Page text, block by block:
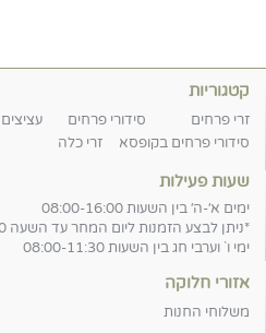
קטגוריות
זרי פרחים סידורי פרחים עציצים
סידורי פרחים בקופסא
זרי כלה
שעות פעילות
ימים א׳-ה׳ בין השעות 08:00-16:00
*ניתן לבצע הזמנות ליום המחר עד השעה 20:00
ימי ו` וערבי חג בין השעות 08:00-11:30
אזורי חלוקה
משלוחי החנות